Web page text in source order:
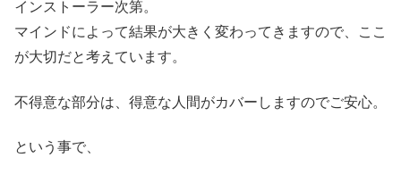
インストーラー次第。
マインドによって結果が大きく変わってきますので、ここ
が大切だと考えています。
不得意な部分は、得意な人間がカバーしますのでご安心。
という事で、